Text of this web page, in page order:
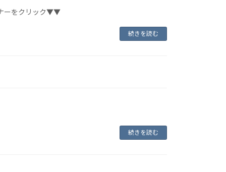
ーをクリック▼▼
続きを読む
続きを読む